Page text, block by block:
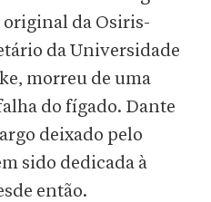
original da Osiris-
da Universidade
morreu de uma
do fígado. Dante
deixado pelo
sido dedicada à
então.